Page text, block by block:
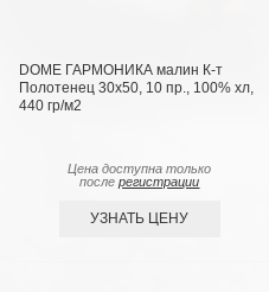
DOME ГАРМОНИКА малин К-т
Полотенец 30х50, 10 пр., 100% хл,
440 гр/м2
Цена доступна только
послерегистрации
УЗНАТЬ ЦЕНУ